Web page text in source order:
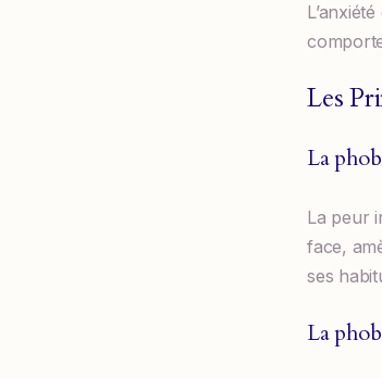
Les
La
La peur
face,
ses
La